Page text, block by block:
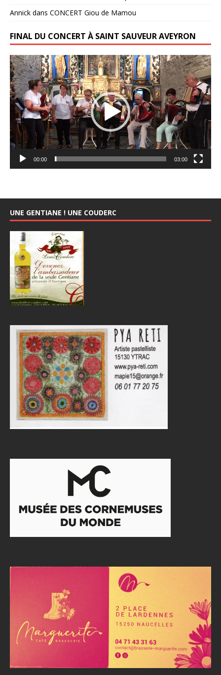
Annick dans CONCERT Giou de Mamou
FINAL DU CONCERT À SAINT SAUVEUR AVEYRON
Lecteur
vidéo
00:00 03:00
UNE GENTIANE ! UNE COUDERC